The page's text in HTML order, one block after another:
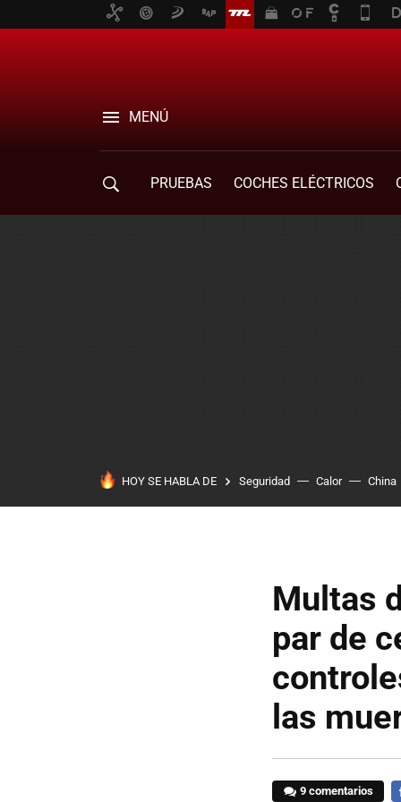
MENÚ
PRUEBAS COCHES ELÉCTRICOS
HOY SE HABLA DE Seguridad Calor China
Multas
par de
las
9 comentarios